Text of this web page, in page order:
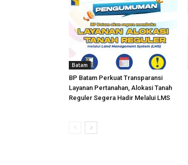
Batam
BP Batam Perkuat Transparansi
Layanan Pertanahan, Alokasi Tanah
Reguler Segera Hadir Melalui LMS